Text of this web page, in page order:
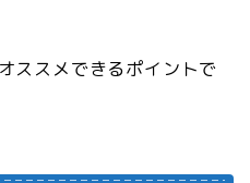
ススメできるポイントで